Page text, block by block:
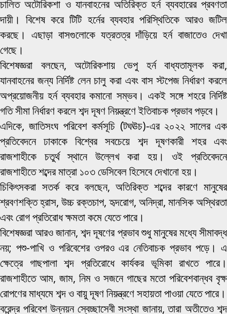
চালিত অটোরিকশা ও যানবাহনের অতিরিক্ত হর্ন ব্যবহারের প্রবণতা
দায়ী। বিশেষ করে টিটি হর্নের ব্যবহার পরিস্থিতিকে আরও জটিল
করছে। এছাড়া বাসগুলোকে যত্রতত্র দাঁড়িয়ে হর্ন বাজাতেও দেখা
গেছে।
বিশেষজ্ঞরা বলছেন, অটোরিকশায় ভেপু হর্ন বাধ্যতামূলক করা,
যানবাহনের জন্য নির্দিষ্ট লেন চালু করা এবং বাস স্টপেজ নির্ধারণ করলে
অপ্রয়োজনীয় হর্ন ব্যবহার কমানো সম্ভব। একই সঙ্গে শহরে নির্দিষ্ট
গতি সীমা নির্ধারণ করলে শব্দ দূষণ নিয়ন্ত্রণে ইতিবাচক প্রভাব পড়বে।
এদিকে, জাতিসংঘ পরিবেশ কর্মসূচি (টঘঊচ)-এর ২০২২ সালের এক
প্রতিবেদনে ঢাকাকে বিশ্বের সবচেয়ে শব্দ দূষণকারী শহর এবং
রাজশাহীকে চতুর্থ স্থানে উল্লেখ করা হয়। ওই প্রতিবেদনে
রাজশাহীতে শব্দের মাত্রা ১০৩ ডেসিবেল হিসেবে দেখানো হয়।
চিকিৎসকরা সতর্ক করে বলছেন, অতিরিক্ত শব্দের কারণে মানুষের
শ্রবণশক্তি হ্রাস, উচ্চ রক্তচাপ, হৃদরোগ, অনিদ্রা, মানসিক অস্থিরতা
এবং রোগ প্রতিরোধ ক্ষমতা কমে যেতে পারে।
বিশেষজ্ঞরা আরও জানান, শব্দ দূষণের প্রভাব শুধু মানুষের মধ্যে সীমাবদ্ধ
নয়; পশু-পাখি ও পরিবেশের ওপরও এর নেতিবাচক প্রভাব পড়ে। এ
ক্ষেত্রে গাছপালা শব্দ প্রতিরোধে কার্যকর ভূমিকা রাখতে পারে।
রাজশাহীতে আম, জাম, নিম ও সজনে গাছের মতো পরিবেশবান্ধব বৃক্ষ
রোপণের মাধ্যমে শব্দ ও বায়ু দূষণ নিয়ন্ত্রণে সহায়তা পাওয়া যেতে পারে।
বরেন্দ্র পরিবেশ উন্নয়ন স্বেচ্ছাসেবী সংস্থা জানায়, তারা অতীতেও শব্দ